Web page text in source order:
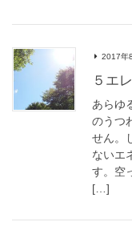
2017年
５
あらゆ
のうつ
せん。
ないエ
す。空
[…]